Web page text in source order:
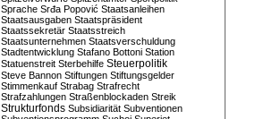
Sprache Srđa Popović Staatsanleihen
Staatsausgaben Staatspräsident
Staatssekretär Staatsstreich
Staatsunternehmen Staatsverschuldung
Stadtentwicklung Stafano Bottoni Station
Statuenstreit Sterbehilfe Steuerpolitik
Steve Bannon Stiftungen Stiftungsgelder
Stimmenkauf Strabag Strafrecht
Strafzahlungen Straßenblockaden Streik
Strukturfonds Subsidiarität Subventionen